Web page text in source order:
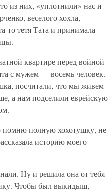
из них, «уплотнили» нас и
веселого хохла,
то тетя Тата и принимала
квартире перед войной
с мужем — восемь человек.
посчитали, что мы живем
а нам подселили еврейскую
помню полную хохотушку, не
историю моего
Ну и решила она от тебя
Чтобы был выкидыш,